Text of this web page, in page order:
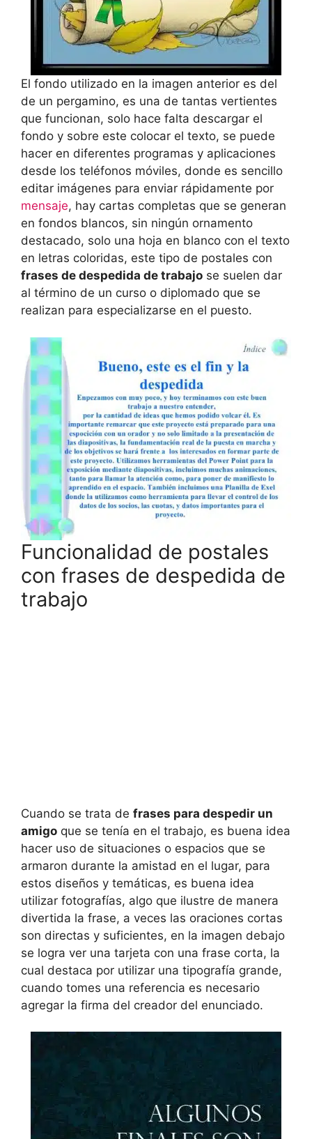
El fondo utilizado en la imagen anterior es del
de un pergamino, es una de tantas vertientes
que funcionan, solo hace falta descargar el
fondo y sobre este colocar el texto, se puede
hacer en diferentes programas y aplicaciones
desde los teléfonos móviles, donde es sencillo
editar imágenes para enviar rápidamente por
mensaje, hay cartas completas que se generan
en fondos blancos, sin ningún ornamento
destacado, solo una hoja en blanco con el texto
en letras coloridas, este tipo de postales con
frases de despedida de trabajo se suelen dar
al término de un curso o diplomado que se
realizan para especializarse en el puesto.
Funcionalidad de postales
con frases de despedida de
trabajo
Cuando se trata de frases para despedir un
amigo que se tenía en el trabajo, es buena idea
hacer uso de situaciones o espacios que se
armaron durante la amistad en el lugar, para
estos diseños y temáticas, es buena idea
utilizar fotografías, algo que ilustre de manera
divertida la frase, a veces las oraciones cortas
son directas y suficientes, en la imagen debajo
se logra ver una tarjeta con una frase corta, la
cual destaca por utilizar una tipografía grande,
cuando tomes una referencia es necesario
agregar la firma del creador del enunciado.